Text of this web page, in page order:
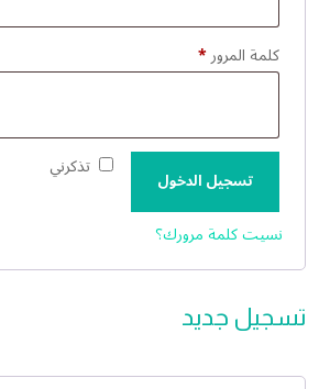
كلمة المرور*مطلوبة
تذكرني تسجيل الدخول
نسيت كلمة مرورك؟
تسجيل جديد